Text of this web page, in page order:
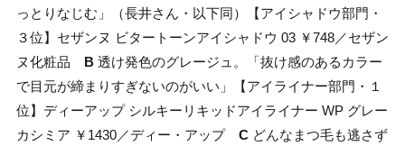
っとりなじむ」（長井さん・以下同）【アイシャドウ部門・
３位】セザンヌ ビタートーンアイシャドウ 03 ￥748／セザン
ヌ化粧品 B 透け発色のグレージュ。「抜け感のあるカラー
で目元が締まりすぎないのがいい」【アイライナー部門・１
位】ディーアップ シルキーリキッドアイライナー WP グレー
カシミア ￥1430／ディー・アップ C どんなまつ毛も逃さず